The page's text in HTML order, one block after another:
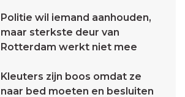
Politie wil iemand aanhouden,
maar sterkste deur van
Rotterdam werkt niet mee
Kleuters zijn boos omdat ze
naar bed moeten en besluiten